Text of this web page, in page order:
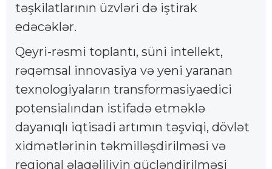
təşkilatlarının üzvləri də iştirak
edəcəklər.
Qeyri-rəsmi toplantı, süni intellekt,
rəqəmsal innovasiya və yeni yaranan
texnologiyaların transformasiyaedici
potensialından istifadə etməklə
dayanıqlı iqtisadi artımın təşviqi, dövlət
xidmətlərinin təkmilləşdirilməsi və
regional əlaqəliliyin gücləndirilməsi